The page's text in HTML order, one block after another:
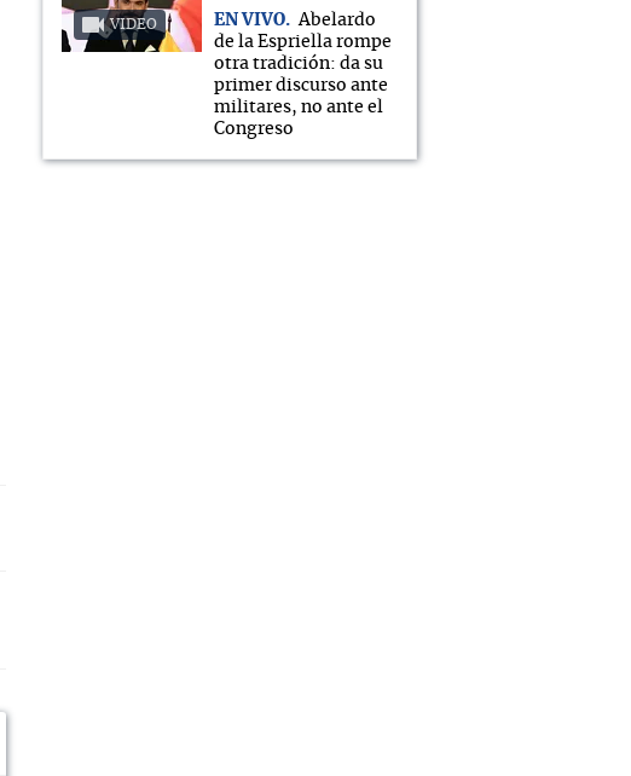
VIDEO EN VIVO
Abelardo
de la Espriella rompe
otra tradición: da su
primer discurso ante
militares, no ante el
Congreso